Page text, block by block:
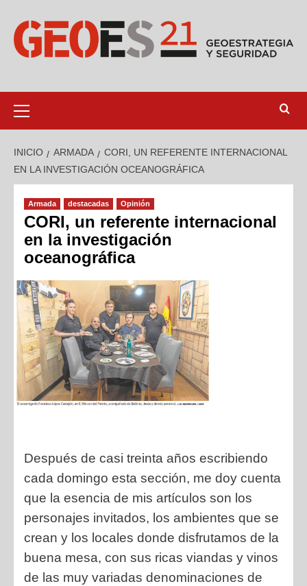
INICIO ARMADA
CORI, UN REFERENTE INTERNACIONAL
EN LA INVESTIGACIÓN OCEANOGRÁFICA
Armada destacadas Opinión
CORI, un referente internacional
en la investigación
oceanográfica
Después de casi treinta años escribiendo
cada domingo esta sección, me doy cuenta
que la esencia de mis artículos son los
personajes invitados, los ambientes que se
crean y los locales donde disfrutamos de la
buena mesa, con sus ricas viandas y vinos
de las muy variadas denominaciones de